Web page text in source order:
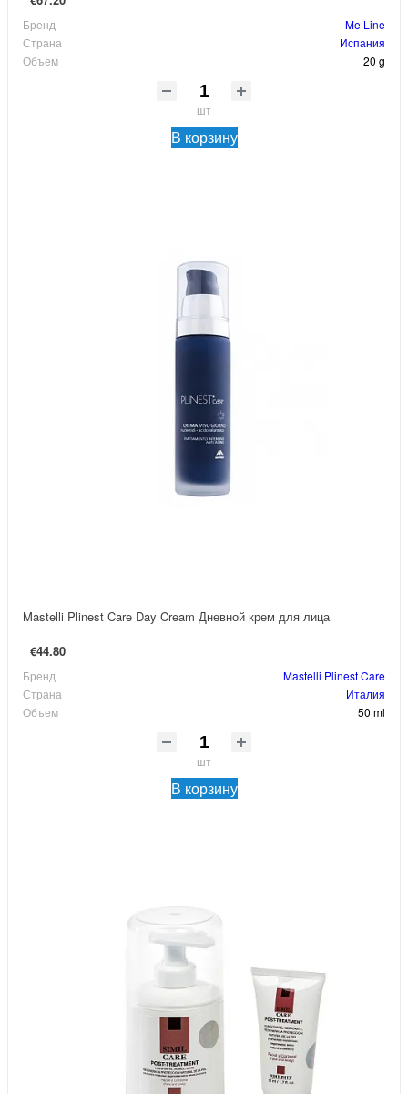
Бренд
Me Line
Страна
Испания
Объем
20 g
шт
В корзину
Mastelli Plinest Care Day Cream Дневной крем для лица
€44.80
Бренд
Mastelli Plinest Care
Страна
Италия
Объем
50 ml
шт
В корзину